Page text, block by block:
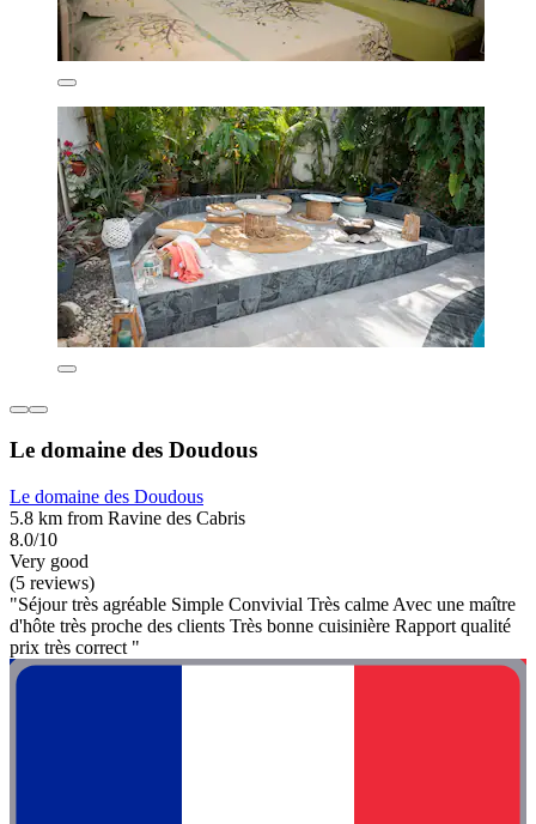
Le domaine des Doudous
Le domaine des Doudous
5.8 km from Ravine des Cabris
8.0/10
Very good
(5 reviews)
"Séjour très agréable Simple Convivial Très calme Avec une maître
d'hôte très proche des clients Très bonne cuisinière Rapport qualité
prix très correct "